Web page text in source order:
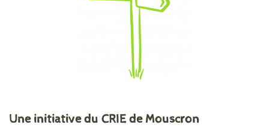
Une initiative du CRIE de Mouscron